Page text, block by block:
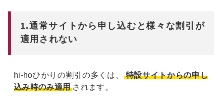
1.通常サイトから申し込むと様々な割引が
適用されない
hi-hoひかりの割引の多くは、
特設サイトからの申し
込み時のみ適用 されます。